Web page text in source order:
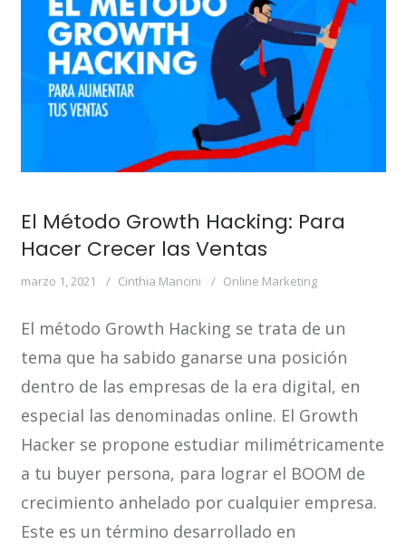
El Método Growth Hacking: Para
Hacer Crecer las Ventas
marzo 1, 2021 Cinthia Mancini Online Marketing
El método Growth Hacking se trata de un
tema que ha sabido ganarse una posición
dentro de las empresas de la era digital, en
especial las denominadas online. El Growth
Hacker se propone estudiar milimétricamente
a tu buyer persona, para lograr el BOOM de
crecimiento anhelado por cualquier empresa.
Este es un término desarrollado en